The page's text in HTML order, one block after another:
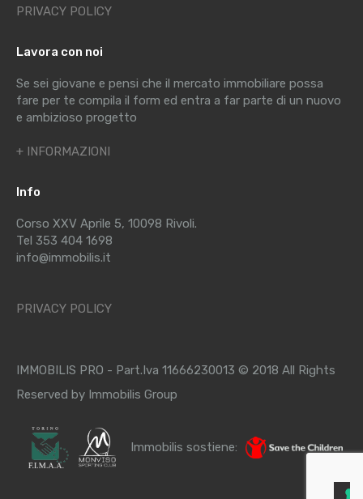
PRIVACY POLICY
Lavora con noi
Se sei giovane e pensi che il mercato immobiliare possa
fare per te compila il form ed entra a far parte di un nuovo
e ambizioso progetto
+ INFORMAZIONI
Info
Corso XXV Aprile 5, 10098 Rivoli.
Tel 353 404 1698
info@immobilis.it
PRIVACY POLICY
IMMOBILIS PRO - Part.Iva 11666230013 © 2018 All Rights
Reserved by Immobilis Group
Immobilis sostiene: